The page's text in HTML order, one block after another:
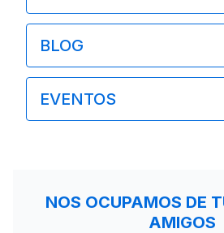
BLOG
EVENTOS
NOS OCUPAMOS DE
AMIGOS